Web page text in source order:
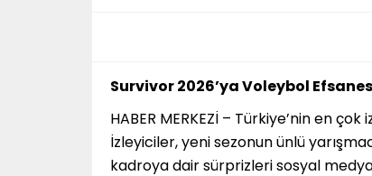
Survivor 2026’ya Voleybol
HABER MERKEZİ – Türkiye’nin en
İzleyiciler, yeni sezonun ünlü
kadroya dair sürprizleri sosyal